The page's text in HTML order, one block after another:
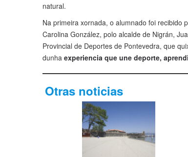
natural.
Na primeira xornada, o alumnado foi recibido
Carolina González, polo alcalde de Nigrán,
Provincial de Deportes de Pontevedra, que
dunha experiencia que une deporte,
Otras noticias